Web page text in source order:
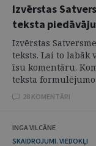
Izvērstas
teksta
Izvērstas
teksts. Lai to labāk
īsu komentāru.
teksta
28 KOMENTĀRI
INGA VILCĀNE
SKAIDROJUMI. VIEDOKĻI